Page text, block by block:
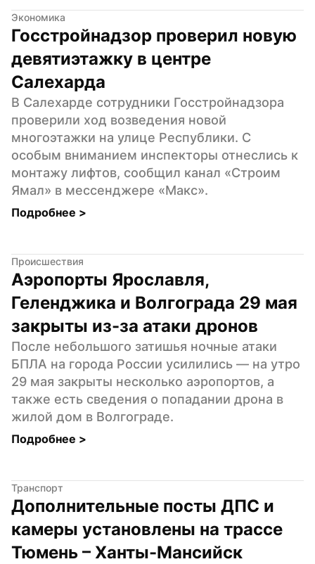
Экономика
Госстройнадзор проверил новую
девятиэтажку в центре
Салехарда
В Салехарде сотрудники Госстройнадзора
проверили ход возведения новой
многоэтажки на улице Республики. С
особым вниманием инспекторы отнеслись к
монтажу лифтов, сообщил канал «Строим
Ямал» в мессенджере «Макс».
Подробнее >
Происшествия
Аэропорты Ярославля,
Геленджика и Волгограда 29 мая
закрыты из-за атаки дронов
После небольшого затишья ночные атаки
БПЛА на города России усилились — на утро
29 мая закрыты несколько аэропортов, а
также есть сведения о попадании дрона в
жилой дом в Волгограде.
Подробнее >
Транспорт
Дополнительные посты ДПС и
камеры установлены на трассе
Тюмень – Ханты-Мансийск